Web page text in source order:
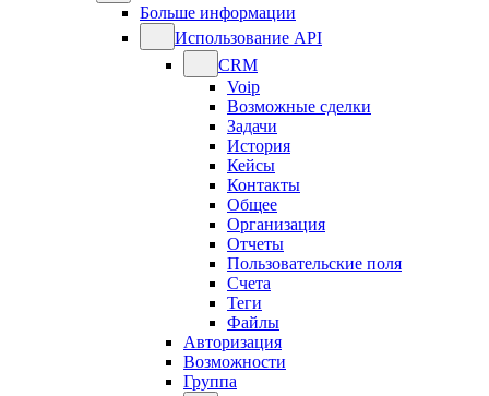
Больше информации
Использование API
CRM
Voip
Возможные сделки
Задачи
История
Кейсы
Контакты
Общее
Организация
Отчеты
Пользовательские поля
Счета
Теги
Файлы
Авторизация
Возможности
Группа